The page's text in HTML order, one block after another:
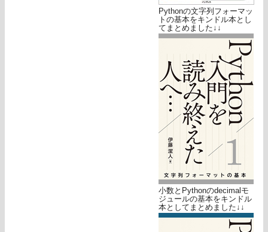
Pythonの文字列フォーマッ
トの基本をキンドル本とし
てまとめました↓↓
小数とPythonのdecimalモ
ジュールの基本をキンドル
本としてまとめました↓↓